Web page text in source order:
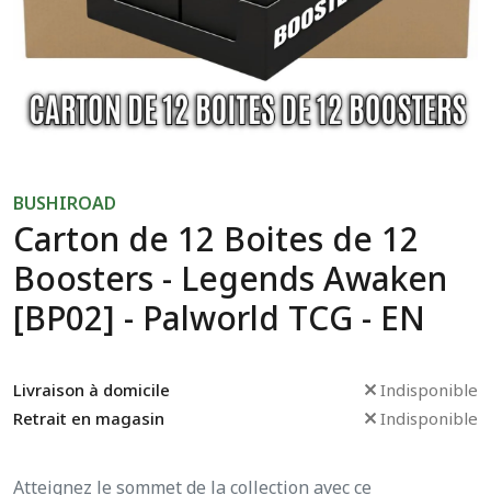
Carton de 12 Boites de 12
Boosters - Legends Awaken
[BP02] - Palworld TCG - EN
BUSHIROAD
Livraison à domicile
Indisponible
Retrait en magasin
Indisponible
Atteignez le sommet de la collection avec ce